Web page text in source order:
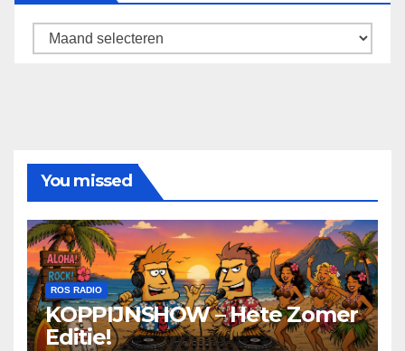
Archief
You missed
ROS RADIO
KOPPIJNSHOW – Hete Zomer
Editie!